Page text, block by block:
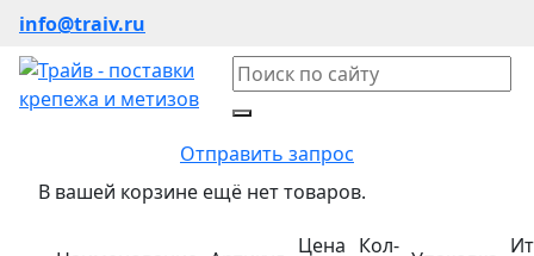
info@traiv.ru
Отправить запрос
В вашей корзине ещё нет товаров.
Цена Кол-